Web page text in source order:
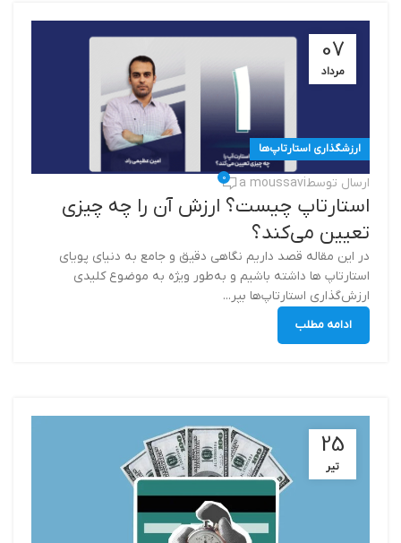
07
مرداد
ارزشگذاری استارتاپ‌ها
ارسال توسطa moussavi
0
استارتاپ چیست؟ ارزش آن را چه چیزی
تعیین می‌کند؟
در این مقاله قصد داریم نگاهی دقیق و جامع به دنیای پویای
استارتاپ ها داشته باشیم و به‌طور ویژه به موضوع کلیدی
ارزش‌گذاری استارتاپ‌ها بپر...
ادامه مطلب
25
تیر